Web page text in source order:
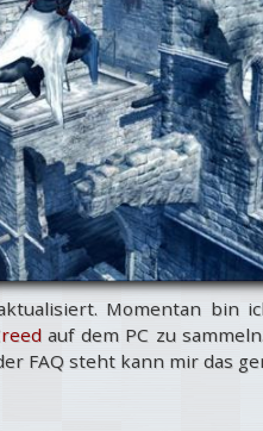
Momentan bin
auf dem PC zu
FAQ steht kann mir das